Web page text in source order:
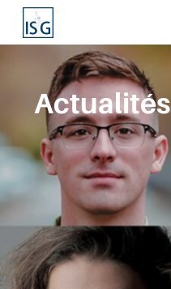
Actualités